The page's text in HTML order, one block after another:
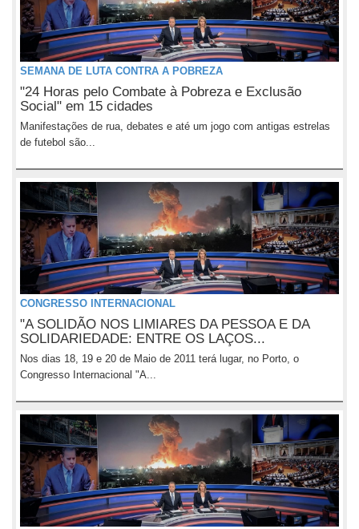
SEMANA DE LUTA CONTRA A POBREZA
"24 Horas pelo Combate à Pobreza e Exclusão
Social" em 15 cidades
Manifestações de rua, debates e até um jogo com antigas estrelas
de futebol são...
CONGRESSO INTERNACIONAL
"A SOLIDÃO NOS LIMIARES DA PESSOA E DA
SOLIDARIEDADE: ENTRE OS LAÇOS...
Nos dias 18, 19 e 20 de Maio de 2011 terá lugar, no Porto, o
Congresso Internacional "A...